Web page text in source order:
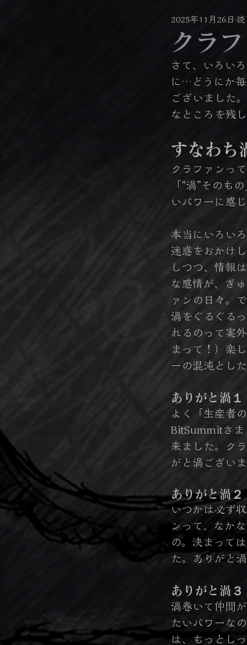
クラ
2025年11月26日 読
さて、いろい
に…どうにか
ございました
なところを残
すなわち
クラファンっ
「“渦”そのも
いパワーに感じ
本当にいろい
迷惑をおかけ
しつつ、情報
な感情が、ぎ
ァンの日々。
渦をぐるぐる
れるのって案
まって！）楽
ーの混沌とし
ありがと渦１
よく「生産者
BitSummitさ
来ました。ク
がと渦ござい
ありがと渦２
いつかは必ず
ンって、なか
の。決まって
た。ありがと
ありがと渦３
渦巻いて仲間
たいパワーな
は、もっとし